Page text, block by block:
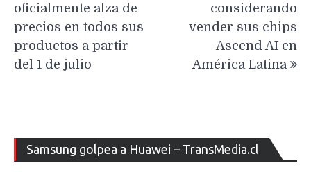
entradas
oficialmente alza de
precios en todos sus
productos a partir
del 1 de julio
considerando
vender sus chips
Ascend AI en
América Latina
Samsung golpea a Huawei – TransMedia.cl
de